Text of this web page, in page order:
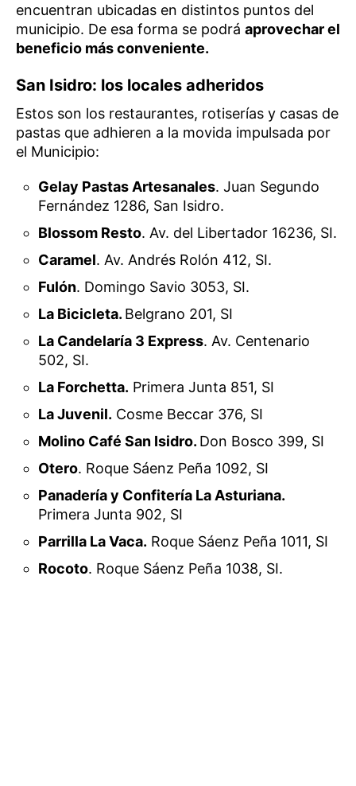
encuentran ubicadas en distintos puntos del
municipio. De esa forma se podrá aprovechar el
beneficio más conveniente.
San Isidro: los locales adheridos
Estos son los restaurantes, rotiserías y casas de
pastas que adhieren a la movida impulsada por
el Municipio:
Gelay Pastas Artesanales. Juan Segundo
Fernández 1286, San Isidro.
Blossom Resto. Av. del Libertador 16236, SI.
Caramel. Av. Andrés Rolón 412, SI.
Fulón. Domingo Savio 3053, SI.
La Bicicleta. Belgrano 201, SI
La Candelaría 3 Express. Av. Centenario
502, SI.
La Forchetta. Primera Junta 851, SI
La Juvenil. Cosme Beccar 376, SI
Molino Café San Isidro. Don Bosco 399, SI
Otero. Roque Sáenz Peña 1092, SI
Panadería y Confitería La Asturiana.
Primera Junta 902, SI
Parrilla La Vaca. Roque Sáenz Peña 1011, SI
Rocoto. Roque Sáenz Peña 1038, SI.